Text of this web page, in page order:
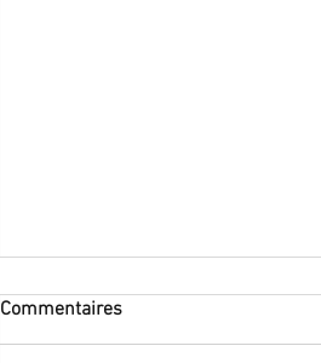
Commentaires